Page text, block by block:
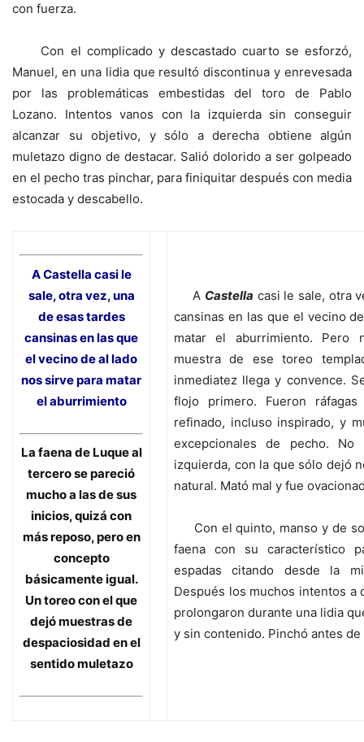
con fuerza.
Con el complicado y descastado cuarto se esforzó,
Manuel, en una lidia que resultó discontinua y enrevesada
por las problemáticas embestidas del toro de Pablo
Lozano. Intentos vanos con la izquierda sin conseguir
alcanzar su objetivo, y sólo a derecha obtiene algún
muletazo digno de destacar. Salió dolorido a ser golpeado
en el pecho tras pinchar, para finiquitar después con media
estocada y descabello.
ACastella casi le
sale, otra vez, una
de esas tardes
cansinas en las que
el vecino de al lado
nos sirve para matar
el aburrimiento
La faena de Luqueal
tercero se pareció
mucho a las de sus
inicios, quizá con
más reposo, pero en
concepto
básicamente igual.
Un toreo con el que
dejó muestras de
despaciosidad en el
sentido muletazo
A Castella casi le sale, otra
cansinas en las que el vecino
matar el aburrimiento. Pero
muestra de ese toreo
inmediatez llega y convence.
flojo primero. Fueron
refinado, incluso inspirado, y
excepcionales de pecho.
izquierda, con la que sólo dejó
natural. Mató mal y fue
Con el quinto, manso y de
faena con su característico
espadas citando desde la
Después los muchos intentos a
prolongaron durante una lidia
y sin contenido. Pinchó antes de